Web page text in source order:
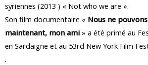
syriennes (2013 ) « Not who we are ».
Son film documentaire « Nous ne
maintenant, mon ami » a été primé au
en Sardaigne et au 53rd New York Film
.